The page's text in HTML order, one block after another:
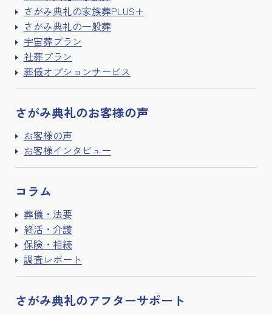
さがみ典礼の家族葬PLUS+
さがみ典礼の一般葬
宇宙葬プラン
社葬プラン
葬儀オプションサービス
さがみ典礼のお客様の声
お客様の声
お客様インタビュー
コラム
葬儀・法要
終活・介護
保険・相続
調査レポート
さがみ典礼のアフターサポート